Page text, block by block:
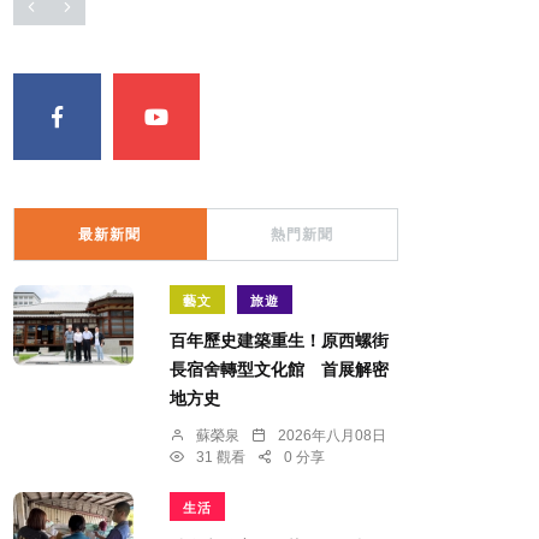
最新新聞 熱門新聞
藝文 旅遊
百年歷史建築重生！原西螺街
長宿舍轉型文化館 首展解密
地方史
蘇榮泉
2026年八月08日
31 觀看
0 分享
生活